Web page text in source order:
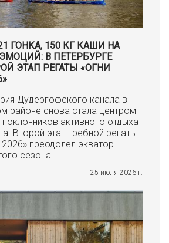
ГОНКА, 150 КГ КАШИ НА
В ПЕТЕРБУРГЕ
ЭТАП РЕГАТЫ «ОГНИ
Дудергофского канала в
районе снова стала центром
активного отдыха
Второй этап гребной регаты
преодолел экватор
сезона.
25 июля 2026 г.